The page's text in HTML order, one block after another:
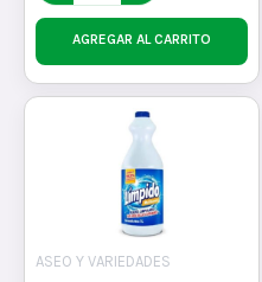
AGREGAR AL CARRITO
ASEO Y VARIEDADES